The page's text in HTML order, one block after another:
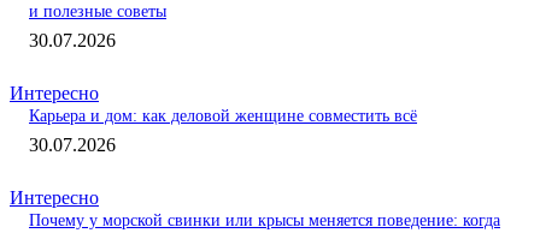
и полезные советы
30.07.2026
Интересно
Карьера и дом: как деловой женщине совместить всё
30.07.2026
Интересно
Почему у морской свинки или крысы меняется поведение: когда